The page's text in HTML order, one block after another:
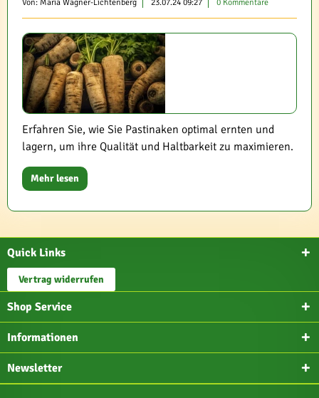
Von: Maria Wagner-Lichtenberg 23.07.24 09:27 0 Kommentare
Erfahren Sie, wie Sie Pastinaken optimal ernten und
lagern, um ihre Qualität und Haltbarkeit zu maximieren.
Mehr lesen
Quick Links
Vertrag widerrufen
Shop Service
Informationen
Newsletter